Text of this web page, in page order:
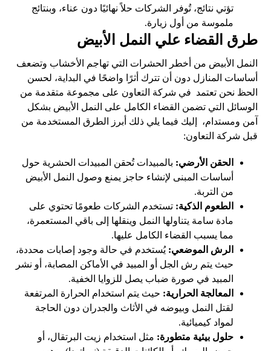
تؤتي نتائج، تُوفر الشركات حلاً نهائيًا دون عناء، وبنتائج
ملموسة من أول زيارة.
طرق القضاء علي النمل الأبيض
النمل الأبيض من أخطر الحشرات التي تهاجم الأخشاب وتضعف
أساسات المنازل دون أن تترك أثرًا واضحًا في البداية، لحسن
الحظ نحن تعتمد في شركة التعاون على مجموعة متقدمة من
الوسائل التي تضمن القضاء الكامل على النمل الأبيض بشكل
آمن ومستدام، إليك فيما يلي ذلك أبرز الطرق المستخدمة من
قبل شركة التعاون:
الحقن الأرضي: بالمبيدات تُحقن المبيدات الحشرية حول
أساسات المبنى لإنشاء حاجز يمنع وصول النمل الأبيض
من التربة.
الطعوم الذكية:تستخدم الشركات طعومًا تحتوي على
مادة سامة يتناولها النمل وينقلها إلى باقي المستعمرة،
مما يسبب القضاء الكامل عليها.
الرش الموضعي:يُستخدم في حالة وجود إصابات محددة،
حيث يتم رش الجل أو المبيد في الأماكن المصابة، أو نشر
المبيد في صورة ضباب يصل للزوايا الخفية.
المعالجة الحرارية: حيث يتم استخدام الحرارة المرتفعة
لقتل النمل وبيوضه في الأثاث والجدران دون الحاجة
لمواد كيميائية.
حلول بيئية متطورة: مثل استخدام زيت البرتقال، أو